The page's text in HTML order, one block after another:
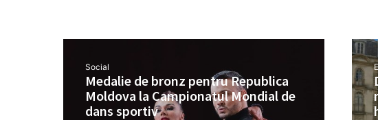
Social
Medalie de bronz pentru Republica
Moldova la Campionatul Mondial de
dans sportiv